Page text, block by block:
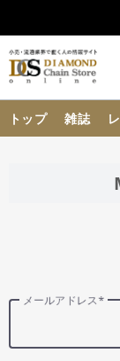
トップ 雑誌
メールアドレス